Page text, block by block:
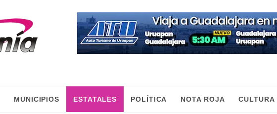
MUNICIPIOS ESTATALES POLÍTICA NOTA ROJA CULTURA